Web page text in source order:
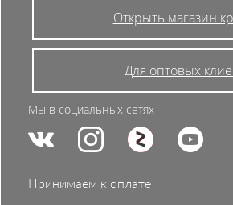
Открыть магазин
Для оптовых
Мы в социальных сетях
Принимаем к оплате